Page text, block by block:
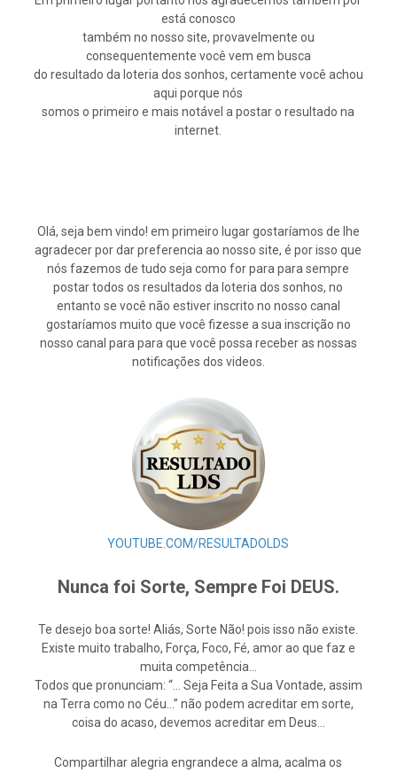
está conosco
também no nosso site, provavelmente ou
consequentemente você vem em busca
do resultado da loteria dos sonhos, certamente você achou
aqui porque nós
somos o primeiro e mais notável a postar o resultado na
internet.
Olá, seja bem vindo! em primeiro lugar gostaríamos de lhe
agradecer por dar preferencia ao nosso site, é por isso que
nós fazemos de tudo seja como for para para sempre
postar todos os resultados da loteria dos sonhos, no
entanto se você não estiver inscrito no nosso canal
gostaríamos muito que você fizesse a sua inscrição no
nosso canal para para que você possa receber as nossas
notificações dos videos.
YOUTUBE.COM/RESULTADOLDS
Nunca foi Sorte, Sempre Foi DEUS.
Te desejo boa sorte! Aliás, Sorte Não! pois isso não existe.
Existe muito trabalho, Força, Foco, Fé, amor ao que faz e
muita competência…
Todos que pronunciam: “… Seja Feita a Sua Vontade, assim
na Terra como no Céu…” não podem acreditar em sorte,
coisa do acaso, devemos acreditar em Deus…
Compartilhar alegria engrandece a alma, acalma os